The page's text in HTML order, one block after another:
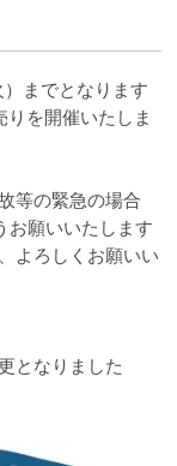
までとなります
を開催いたしま
等の緊急の場合
願いいたします
よろしくお願いい
となりました